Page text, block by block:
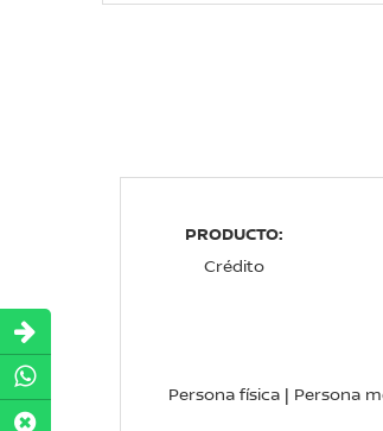
PRODUCTO:
Crédito
Persona física | Persona